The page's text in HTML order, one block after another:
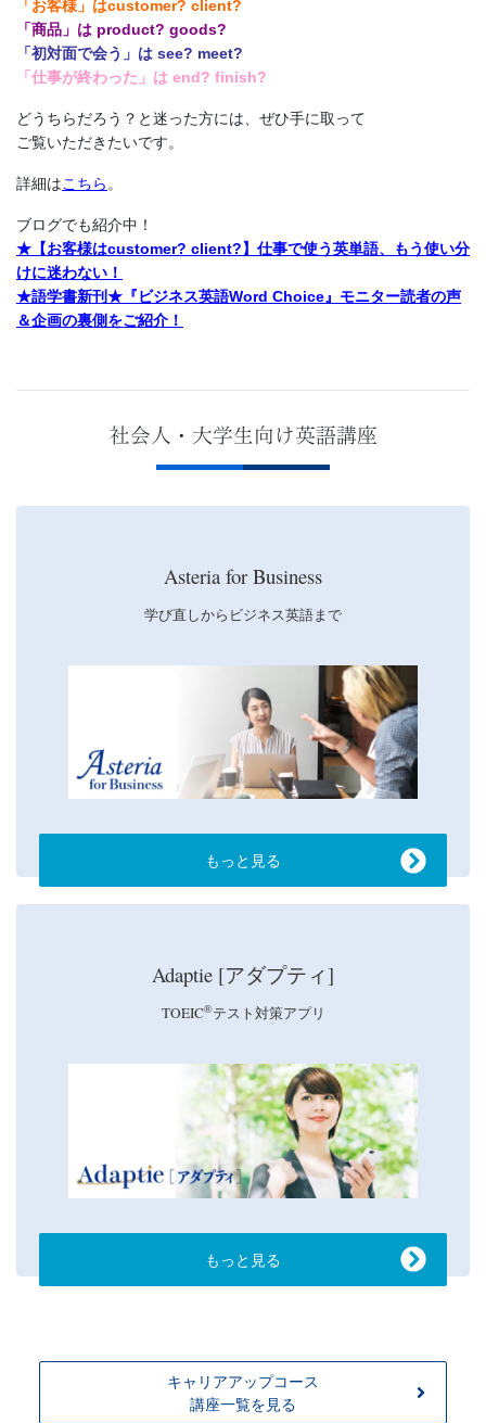
キ
ャ
リ
ア
ア
「お客様」はcustomer? client?
「商品」は product? goods?
「初対面で会う」は see? meet?
「仕事が終わった」は end? finish?
どうちらだろう？と迷った方には、ぜひ手に取って
ご覧いただきたいです。
詳細はこちら 。
ブログでも紹介中！
★【お客様はcustomer? client?】仕事で使う英単語、もう使い分
けに迷わない！
★語学書新刊★『ビジネス英語Word Choice』モニター読者の声
＆企画の裏側をご紹介！
社会人・大学生向け英語講座
Asteria for Business
学び直しからビジネス英語まで
もっと見る
Adaptie [アダプティ]
TOEIC®テスト対策アプリ
もっと見る
キャリアアップコース
講座一覧を見る